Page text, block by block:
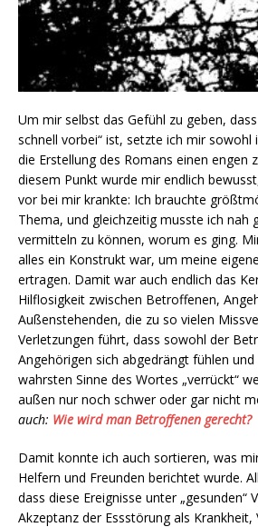
Um mir selbst das Gefühl zu geben,
schnell vorbei“ ist, setzte ich mir sowohl
die Erstellung des Romans einen engen
diesem Punkt wurde mir endlich
vor bei mir krankte: Ich brauchte
Thema, und gleichzeitig musste ich nah
vermitteln zu können, worum es ging.
alles ein Konstrukt war, um meine
ertragen. Damit war auch endlich das
Hilflosigkeit zwischen Betroffenen,
Außenstehenden, die zu so vielen
Verletzungen führt, dass sowohl der
Angehörigen sich abgedrängt fühlen
wahrsten Sinne des Wortes „verrückt“
außen nur noch schwer oder gar nicht
auch: Wie wird man Betroffenen gerecht?
Damit konnte ich auch sortieren, was
Helfern und Freunden berichtet wurde.
dass diese Ereignisse unter „gesunden“
Akzeptanz der Essstörung als Krankheit,